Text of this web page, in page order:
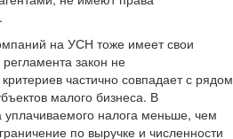
на УСН тоже имеет свои
закон не
частично совпадает с рядом
малого бизнеса. В
налога меньше, чем
по выручке и численности